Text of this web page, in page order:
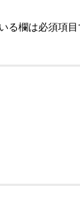
る欄は必須項目